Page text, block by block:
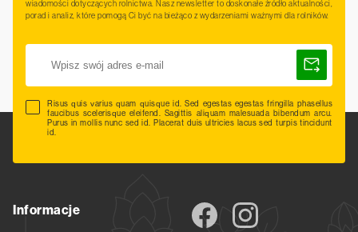
wiadomości dotyczących rolnictwa. Nasz newsletter to doskonałe źródło aktualności,
porad i analiz, które pomogą Ci być na bieżąco z wydarzeniami ważnymi dla rolników.
Risus quis varius quam quisque id. Sed egestas egestas fringilla phasellus
faucibus scelerisque eleifend. Sagittis aliquam malesuada bibendum arcu.
Purus in mollis nunc sed id. Placerat duis ultricies lacus sed turpis tincidunt
id.
Informacje